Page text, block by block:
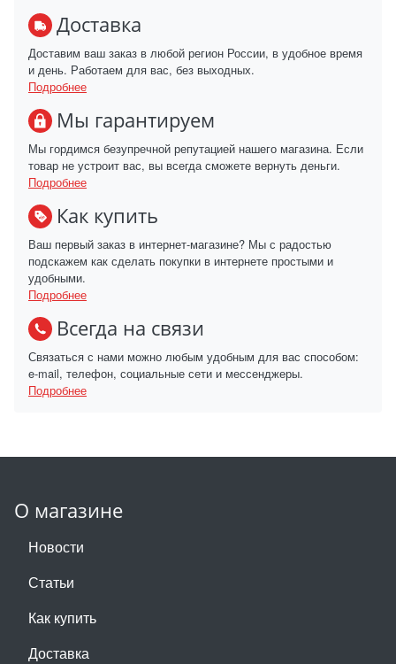
Доставка
Доставим ваш заказ в любой регион России, в удобное время
и день. Работаем для вас, без выходных.
Подробнее
Мы гарантируем
Мы гордимся безупречной репутацией нашего магазина. Если
товар не устроит вас, вы всегда сможете вернуть деньги.
Подробнее
Как купить
Ваш первый заказ в интернет-магазине? Мы с радостью
подскажем как сделать покупки в интернете простыми и
удобными.
Подробнее
Всегда на связи
Связаться с нами можно любым удобным для вас способом:
e-mail, телефон, социальные сети и мессенджеры.
Подробнее
О магазине
Новости
Статьи
Как купить
Доставка